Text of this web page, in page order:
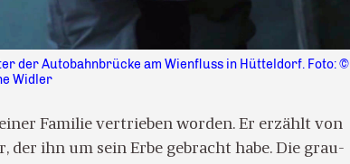
der Autobahnbrücke am Wienfluss in Hütteldorf. Foto: ©
Widler
Familie vertrieben worden. Er erzählt von
der ihn um sein Erbe gebracht habe. Die grau-